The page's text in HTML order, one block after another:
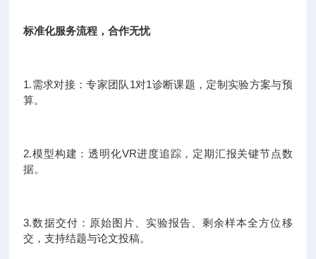
标准化服务流程，合作无忧
1.需求对接：专家团队1对1诊断课题，定制实验方案与预
算。
2.模型构建：透明化VR进度追踪，定期汇报关键节点数
据。
3.数据交付：原始图片、实验报告、剩余样本全方位移
交，支持结题与论文投稿。